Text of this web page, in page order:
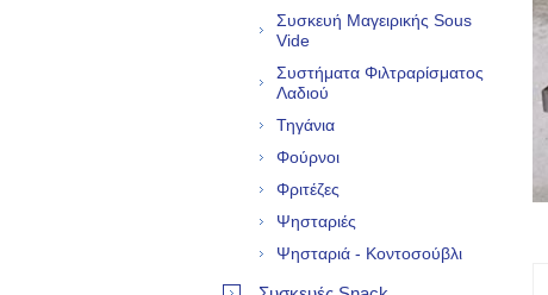
Συσκευή Μαγειρικής Sous
Vide
Συστήματα Φιλτραρίσματος
Λαδιού
Τηγάνια
Φούρνοι
Φριτέζες
Ψησταριές
Ψησταριά - Κοντοσούβλι